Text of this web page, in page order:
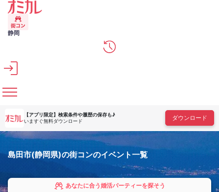
メインコンテンツへスキップ
静岡
【アプリ限定】 検索条件や履歴の保存も♪
いますぐ無料ダウンロード
ダウンロード
島田市(静岡県)の街コンのイベント一覧
あなたに合う婚活パーティーを探そう